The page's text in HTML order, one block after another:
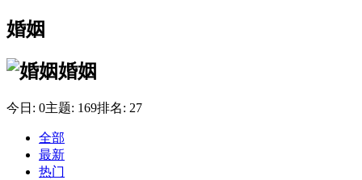
婚姻
婚姻
今日: 0主题: 169排名: 27
全部
最新
热门